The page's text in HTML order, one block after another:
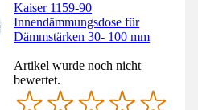
Kaiser 1159-90
Innendämmungsdose für
Dämmstärken 30- 100 mm
Artikel wurde noch nicht
bewertet.